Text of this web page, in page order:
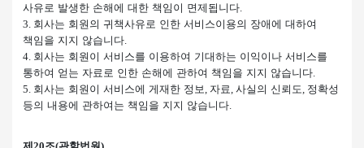
사유로 발생한 손해에 대한 책임이 면제됩니다.
3. 회사는 회원의 귀책사유로 인한 서비스이용의 장애에 대하여
책임을 지지 않습니다.
4. 회사는 회원이 서비스를 이용하여 기대하는 이익이나 서비스를
통하여 얻는 자료로 인한 손해에 관하여 책임을 지지 않습니다.
5. 회사는 회원이 서비스에 게재한 정보 자료 사실의 신뢰도 정확성
등의 내용에 관하여는 책임을 지지 않습니다.